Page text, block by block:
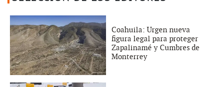
Coahuila: Urgen nueva
figura legal para proteger
Zapalinamé y Cumbres de
Monterrey